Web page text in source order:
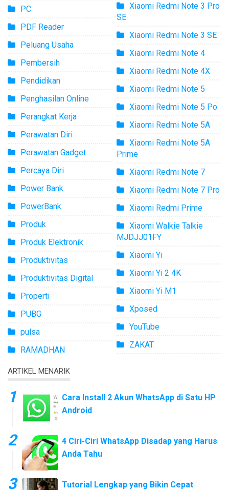
PC
PDF Reader
Peluang Usaha
Pembersih
Pendidikan
Penghasilan Online
Perangkat Kerja
Perawatan Diri
Perawatan Gadget
Percaya Diri
Power Bank
PowerBank
Produk
Produk Elektronik
Produktivitas
Produktivitas Digital
Properti
PUBG
pulsa
RAMADHAN
Xiaomi Redmi Note 3 Pro
SE
Xiaomi Redmi Note 3 SE
Xiaomi Redmi Note 4
Xiaomi Redmi Note 4X
Xiaomi Redmi Note 5
Xiaomi Redmi Note 5 Po
Xiaomi Redmi Note 5A
Xiaomi Redmi Note 5A
Prime
Xiaomi Redmi Note 7
Xiaomi Redmi Note 7 Pro
Xiaomi Redmi Prime
Xiaomi Walkie Talkie
MJDJJ01FY
Xiaomi Yi
Xiaomi Yi 2 4K
Xiaomi Yi M1
Xposed
YouTube
ZAKAT
ARTIKEL MENARIK
Cara Install 2 Akun WhatsApp di Satu HP
Android
4 Ciri-Ciri WhatsApp Disadap yang Harus
Anda Tahu
Tutorial Lengkap yang Bikin Cepat